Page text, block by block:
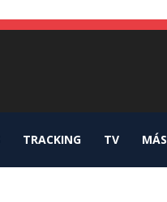
TRACKING TV MÁS